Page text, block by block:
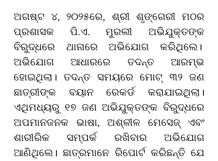
ଅଗଷ୍ଟ ୪, ୨୦୨୫ରେ, ଶ୍ରୀ ଶୃଙ୍ଗେରୀ ମଠର
ପ୍ରଶାସକ ପି.ଏ. ମୁରଲୀ ଅଭିଯୁକ୍ତଙ୍କ
ବିରୁଦ୍ଧରେ ଥାନାରେ ଅଭିଯୋଗ କରିଥିଲେ।
ଅଭିଯୋଗ ଆଧାରରେ ତଦନ୍ତ ଆରମ୍ଭ
ହୋଇଥିଲା। ତଦନ୍ତ ସମୟରେ ମୋଟ୍ ୩୨ ଜଣ
ଛାତ୍ରୀଙ୍କ ବୟାନ ରେକର୍ଡ କରାଯାଇଥିଲା।
ଏଥିମଧ୍ୟରୁ ୧୭ ଜଣ ଅଭିଯୁକ୍ତଙ୍କ ବିରୁଦ୍ଧରେ
ଅପମାନଜନକ ଭାଷା, ଅଶ୍ଳୀଳ ମେସେଜ୍ ଏବଂ
ଶାରୀରିକ ସମ୍ପର୍କ ରଖିବାର ଅଭିଯୋଗ
ଆଣିଥିଲେ। ଛାତ୍ରମାନେ ରିପୋର୍ଟ କରିଛନ୍ତି ଯେ